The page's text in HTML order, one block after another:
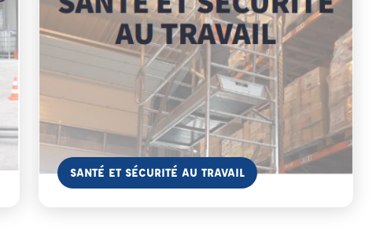
En savoir plus
SANTÉ ET SÉCURITÉ AU TRAVAIL